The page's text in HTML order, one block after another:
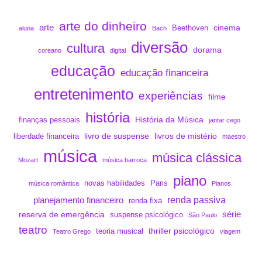
aluna arte arte do dinheiro Bach Beethoven cinema
coreano cultura digital diversão dorama
educação educação financeira
entretenimento experiências filme
finanças pessoais história História da Música jantar cego
liberdade financeira livro de suspense livros de mistério maestro
Mozart música música barroca música clássica
música romântica novas habilidades Paris piano Pianos
planejamento financeiro renda fixa renda passiva
reserva de emergência suspense psicológico São Paulo série
teatro Teatro Grego teoria musical thriller psicológico viagem